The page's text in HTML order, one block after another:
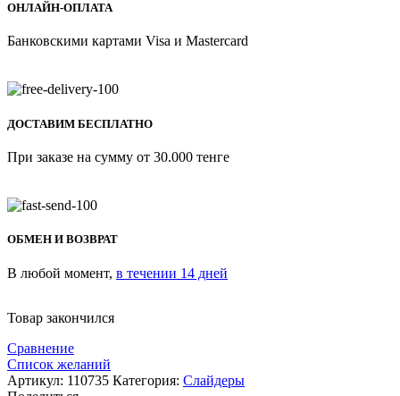
ОНЛАЙН-ОПЛАТА
Банковскими картами Visa и Mastercard
ДОСТАВИМ БЕСПЛАТНО
При заказе на сумму от 30.000 тенге
ОБМЕН И ВОЗВРАТ
В любой момент, в течении 14 дней
Товар закончился
Сравнение
Список желаний
Артикул: 110735 Категория: Слайдеры